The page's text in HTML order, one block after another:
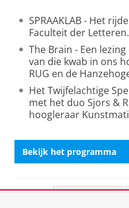
SPRAAKLAB - Het
Faculteit der Letteren.
The Brain - Een
van die kwab in ons
RUG en de
Het Twijfelachtige
met het duo Sjors &
hoogleraar
Bekijk het programma